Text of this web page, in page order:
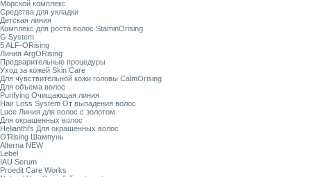
Морской комплекс
Средства для укладки
Детская линия
Комплекс для роста волос StaminOrising
G System
5 ALF-ORising
Линия ArgORising
Предварительные процедуры
Уход за кожей Skin Care
Для чувствительной кожи головы CalmOrising
Для объема волос
Purifying Очищающая линия
Hair Loss System От выпадения волос
Luce Линия для волос с золотом
Для окрашенных волос
Helianthi's Для окрашенных волос
O’Rising Шампунь
Alterna NEW
Lebel
IAU Serum
Proedit Care Works